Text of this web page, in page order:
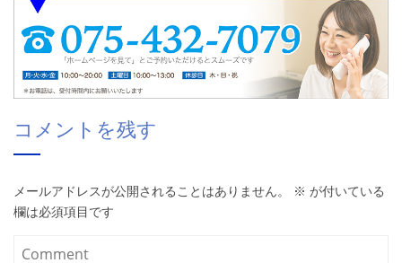
コメントを残す
メールアドレスが公開されることはありません。 ※ が付いている
欄は必須項目です